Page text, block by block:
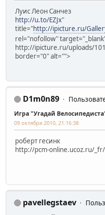
Луис Леон Санчез
http://u.to/EZJx"
title="http://ipicture.ru/
rel="nofollow"
http://ipicture.ru/uploads/
border="0" alt="">
D1m0n89
Игра "Угадай
09 октября 2010, 21:16:38
роберт гесинк
http://pcm-online.ucoz.ru/
pavellegstaev